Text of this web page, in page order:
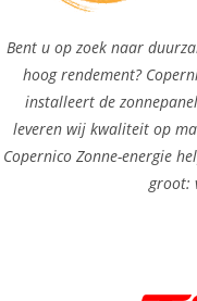
Bent u op zoek naar
hoog rendement?
installeert de
leveren wij kwaliteit op
Copernico Zonne-energie
groot: